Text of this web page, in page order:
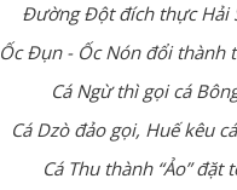
Đường Đột đích thực Hải
Ốc Đụn - Ốc Nón đổi thành
Cá Ngừ thì gọi cá
Cá Dzò đảo gọi, Huế kêu
Cá Thu thành “Ảo” đặt